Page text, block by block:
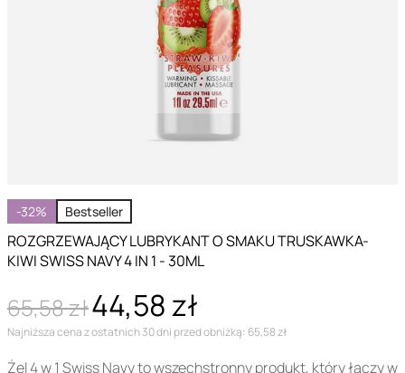
-32% Bestseller
ROZGRZEWAJĄCY LUBRYKANT O SMAKU TRUSKAWKA-
KIWI SWISS NAVY 4 IN 1 - 30ML
65,58 zł44,58 zł
Najniższa cena z ostatnich 30 dni przed obniżką: 65,58 zł
Żel 4 w 1 Swiss Navy to wszechstronny produkt, który łączy w